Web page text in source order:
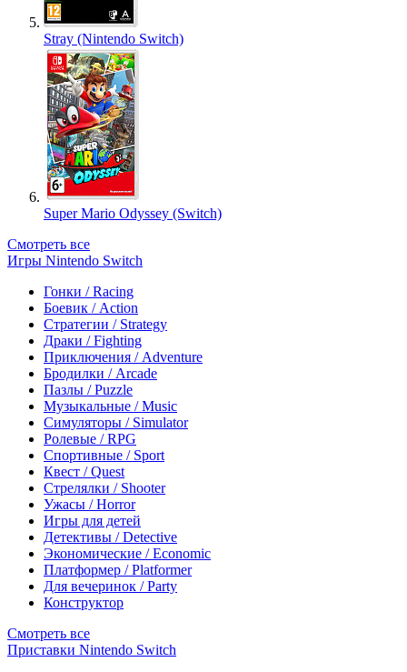
Stray (Nintendo Switch)
Super Mario Odyssey (Switch)
Смотреть все
Игры Nintendo Switch
Гонки / Racing
Боевик / Action
Стратегии / Strategy
Драки / Fighting
Приключения / Adventure
Бродилки / Arcade
Пазлы / Puzzle
Музыкальные / Music
Симуляторы / Simulator
Ролевые / RPG
Спортивные / Sport
Квест / Quest
Стрелялки / Shooter
Ужасы / Horror
Игры для детей
Детективы / Detective
Экономические / Economic
Платформер / Platformer
Для вечеринок / Party
Конструктор
Смотреть все
Приставки Nintendo Switch